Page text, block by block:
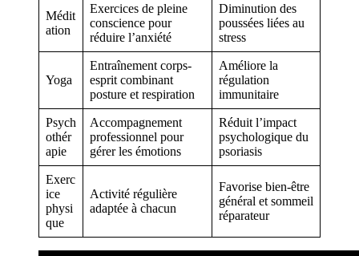
Médit
ation
Exercices de pleine
conscience pour
réduire l’anxiété
Diminution des
poussées liées au
stress
Yoga
Entraînement corps-
esprit combinant
posture et respiration
Améliore la
régulation
immunitaire
Psych
othér
apie
Accompagnement
professionnel pour
gérer les émotions
Réduit l’impact
psychologique du
psoriasis
Exerc
ice
physi
que
Activité régulière
adaptée à chacun
Favorise bien-être
général et sommeil
réparateur